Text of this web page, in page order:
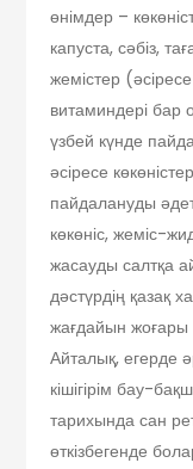
өнімдер –
капус­та, сәбіз,
жемістер
витаминдері бар
үзбей күнде
әсіресе
пайдалануды
көкөніс, жеміс-
жасауды салт­қа
дәстүрдің қазақ
жағдайын жоғары
Айталық, егерде
кішігірім бау-
тарихында сан
өткізбегенде